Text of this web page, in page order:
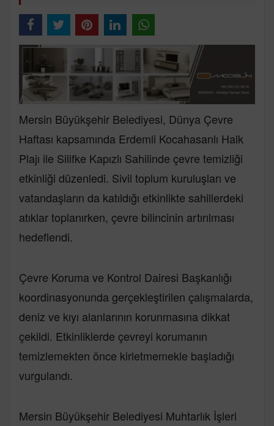
Mersin Büyükşehir Belediyesi, Dünya Çevre
Haftası kapsamında Erdemli Kocahasanlı Halk
Plajı ile Silifke Kapızlı Sahilinde çevre temizliği
etkinliği düzenledi. Sivil toplum kuruluşları ve
vatandaşların da katıldığı etkinlikte sahillerdeki
atıklar toplanırken, çevre bilincinin artırılması
hedeflendi.
Çevre Koruma ve Kontrol Dairesi Başkanlığı
koordinasyonunda gerçekleştirilen çalışmalarda,
deniz ve kıyı alanlarının korunmasına dikkat
çekildi. Etkinliklerde çevreyi korumanın
temizlemekten önce kirletmemekle başladığı
vurgulandı.
Mersin Büyükşehir Belediyesi Muhtarlık İşleri